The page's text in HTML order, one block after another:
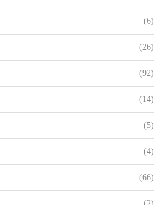
(6)
(26)
(92)
(14)
(5)
(4)
(66)